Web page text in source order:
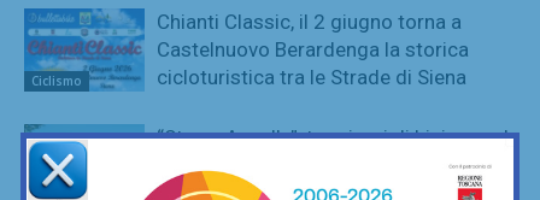
Ciclismo
Chianti Classic, il 2 giugno torna a
Castelnuovo Berardenga la storica
cicloturistica tra le Strade di Siena
Ciclismo
“Sterro Appalla”, tre giorni di bici-gravel
nel cuore del Chianti fiorentino